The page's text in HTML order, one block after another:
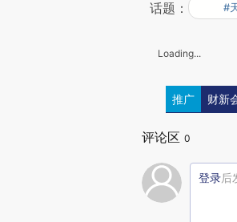
话题： #
Loading...
推广 财新
评论区 0
登录后